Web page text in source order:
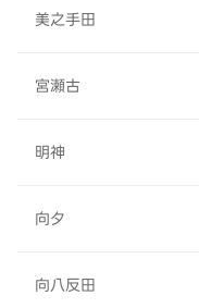
美之手田
宮瀬古
明神
向夕
向八反田